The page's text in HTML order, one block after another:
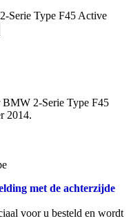
Serie Type F45 Active
BMW 2-Serie Type F45
2014.
met de achterzijde
voor u besteld en wordt